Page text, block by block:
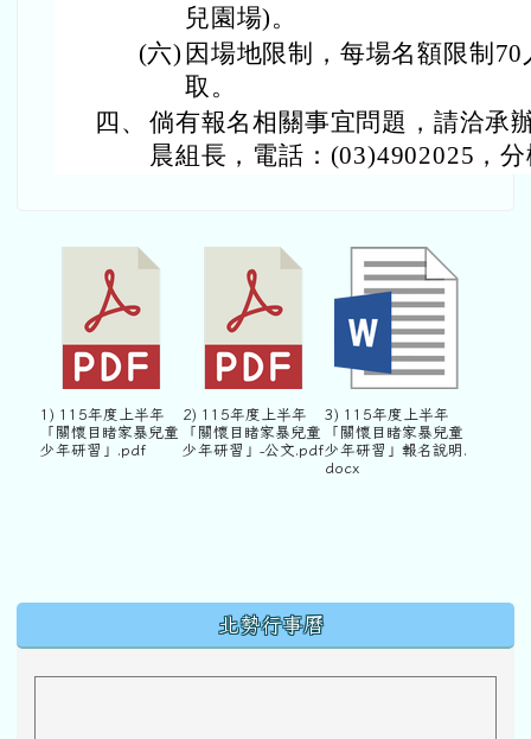
兒園場)。
(六) 因場地限制，每場名額限制
取。
四、 倘有報名相關事宜問題，請洽承
晨組長，電話：(03)4902025，
1) 115年度上半年
「關懷目睹家暴兒童
少年研習」.pdf
2) 115年度上半年
「關懷目睹家暴兒童
少年研習」-公文.pdf
3) 115年度上半年
「關懷目睹家暴兒童
少年研習」報名說明.
docx
北勢行事曆